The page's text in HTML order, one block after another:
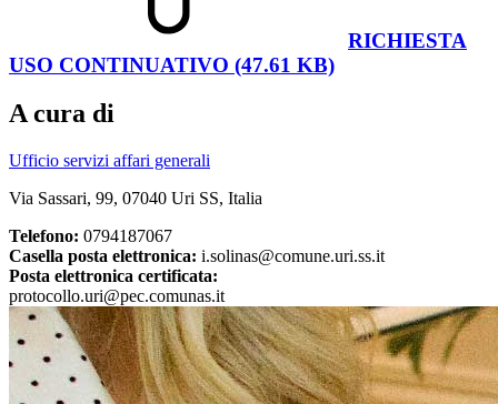
RICHIESTA
USO CONTINUATIVO (47.61 KB)
A cura di
Ufficio servizi affari generali
Via Sassari, 99, 07040 Uri SS, Italia
Telefono: 0794187067
Casella posta elettronica: i.solinas@comune.uri.ss.it
Posta elettronica certificata:
protocollo.uri@pec.comunas.it